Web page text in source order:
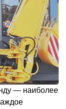
— наиболее